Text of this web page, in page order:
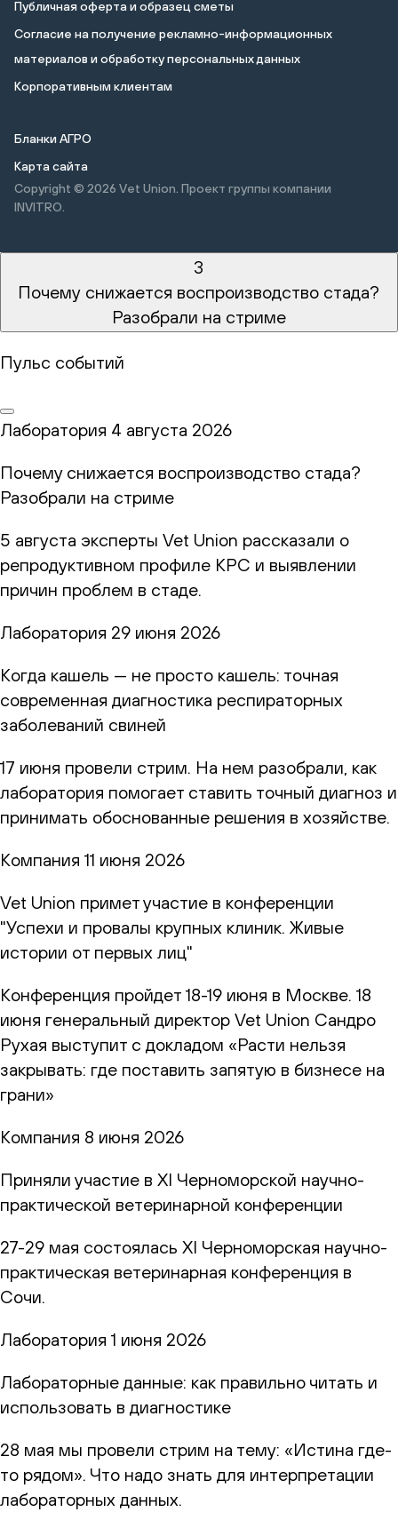
Публичная оферта и образец сметы
Cогласие на получение рекламно-информационных
материалов и обработку персональных данных
Корпоративным клиентам
Бланки АГРО
Карта сайта
Copyright © 2026 Vet Union. Проект группы компании
INVITRO.
3
Почему снижается воспроизводство стада?
Разобрали на стриме
Пульс событий
Лаборатория 4 августа 2026
Почему снижается воспроизводство стада?
Разобрали на стриме
5 августа эксперты Vet Union рассказали о
репродуктивном профиле КРС и выявлении
причин проблем в стаде.
Лаборатория 29 июня 2026
Когда кашель — не просто кашель: точная
современная диагностика респираторных
заболеваний свиней
17 июня провели стрим. На нем разобрали, как
лаборатория помогает ставить точный диагноз и
принимать обоснованные решения в хозяйстве.
Компания 11 июня 2026
Vet Union примет участие в конференции
"Успехи и провалы крупных клиник. Живые
истории от первых лиц"
Конференция пройдет 18-19 июня в Москве. 18
июня генеральный директор Vet Union Сандро
Рухая выступит с докладом «Расти нельзя
закрывать: где поставить запятую в бизнесе на
грани»
Компания 8 июня 2026
Приняли участие в XI Черноморской научно-
практической ветеринарной конференции
27-29 мая состоялась XI Черноморская научно-
практическая ветеринарная конференция в
Сочи.
Лаборатория 1 июня 2026
Лабораторные данные: как правильно читать и
использовать в диагностике
28 мая мы провели стрим на тему: «Истина где-
то рядом». Что надо знать для интерпретации
лабораторных данных.